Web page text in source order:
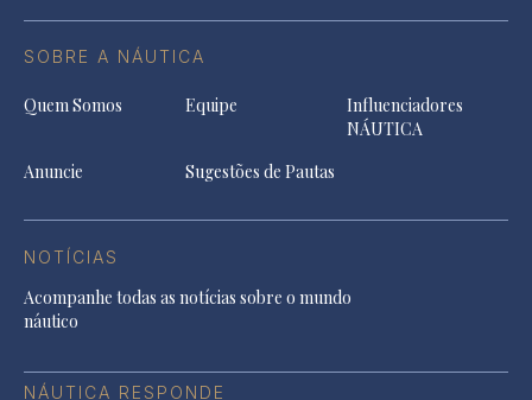
SOBRE A NÁUTICA
Quem Somos Equipe
Influenciadores
NÁUTICA
Anuncie
Sugestões de Pautas
NOTÍCIAS
Acompanhe todas as notícias sobre o mundo
náutico
NÁUTICA RESPONDE